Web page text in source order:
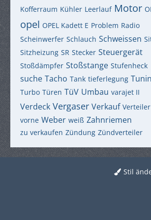
Kofferraum Kühler Leerlauf Motor
opel OPEL Kadett E Problem Radio
Scheinwerfer Schlauch Schweissen
Sitzheizung SR Stecker Steuergerät
Stoßdämpfer Stoßstange Stufenheck
suche Tacho Tank tieferlegung
Turbo Türen TüV Umbau varajet II
Verdeck Vergaser Verkauf Verteiler
vorne Weber weiß Zahnriemen
zu verkaufen Zündung Zündverteiler
Stil